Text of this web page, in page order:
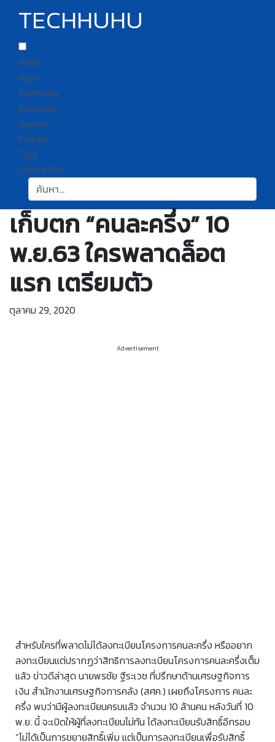
TECHHUHU
News
App
Software
Windows
Games
Mobile
Tips
SpeedTest
ค้นหา:
เก็บตก “คนละครึ่ง” 10
พ.ย.63 ใครพลาดล็อต
แรก เตรียมตัว
ตุลาคม 29, 2020
Advertisement
สำหรับใครที่พลาดไม่ได้ลงทะเบียนโครงการคนละครึ่ง หรืออยาก
ลงทะเบียนแต่ปรากฏว่าสิทธิการลงทะเบียนโครงการคนละครึ่งเต็ม
แล้ว ข่าวดีล่าสุด นายพรชัย ฐีระเวช ที่ปรึกษาด้านเศรษฐกิจการ
เงิน สำนักงานเศรษฐกิจการคลัง (สศค.) เผยถึงโครงการ คนละ
ครึ่ง พบว่ามีผู้ลงทะเบียนครบแล้ว จำนวน 10 ล้านคน หลังวันที่ 10
พ.ย. นี้ จะเปิดให้ผู้ที่ลงทะเบียนไม่ทัน ได้ลงทะเบียนรับสิทธิ์อีกรอบ
“ไม่ได้เป็นการขยายสิทธิ์เพิ่ม แต่เป็นการลงทะเบียนเพื่อรับสิทธิ์